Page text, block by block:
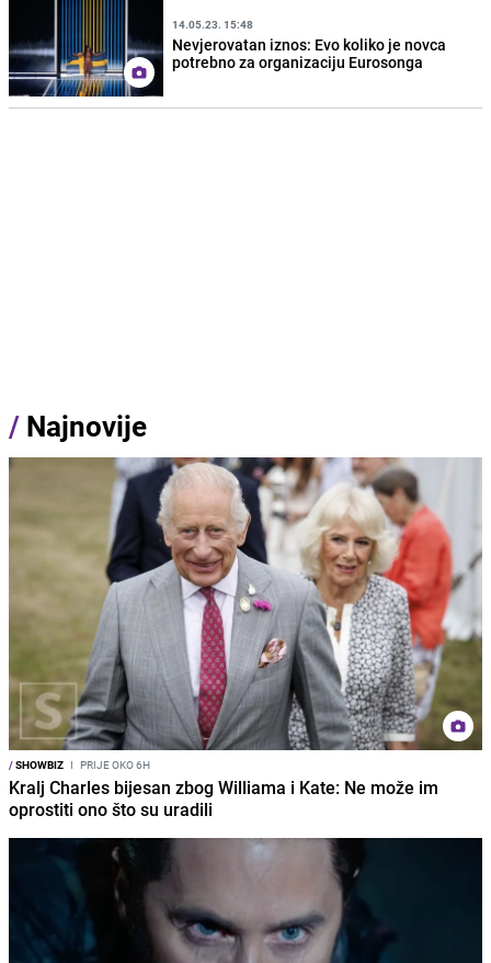
14.05.23. 15:48
Nevjerovatan iznos: Evo koliko je novca
potrebno za organizaciju Eurosonga
/ Najnovije
/SHOWBIZ I PRIJE OKO 6H
Kralj Charles bijesan zbog Williama i Kate: Ne može im
oprostiti ono što su uradili